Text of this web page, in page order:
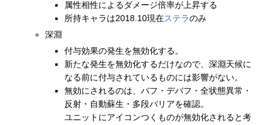
属性相性によるダメージ倍率が上昇する
所持キャラは2018.10現在ステラのみ
深淵
付与効果の発生を無効化する。
新たな発生を無効化するだけなので、深淵天候に
なる前に付与されているものには影響がない。
無効にされるのは、バフ・デバフ・全状態異常・
反射・自動蘇生・多段バリアを確認。
ユニットにアイコンつくものが無効化されると考